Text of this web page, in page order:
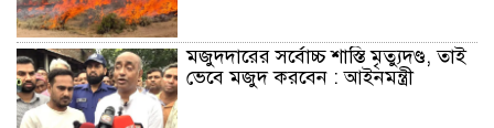
মজুদদারের সর্বোচ্চ শাস্তি মৃত্যুদণ্ড, তাই
ভেবে মজুদ করবেন : আইনমন্ত্রী